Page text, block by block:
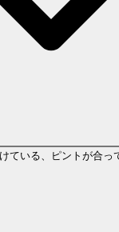
ている、ピントが合っ